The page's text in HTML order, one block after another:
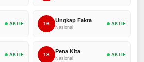
AKTIF 16
Ungkap Fakta
Nasional
AKTIF
AKTIF 18
Pena Kita
Nasional
AKTIF